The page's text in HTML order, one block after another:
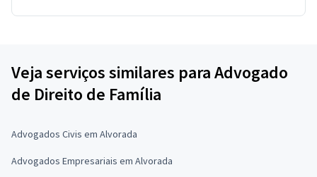
Veja serviços similares para Advogado
de Direito de Família
Advogados Civis em Alvorada
Advogados Empresariais em Alvorada